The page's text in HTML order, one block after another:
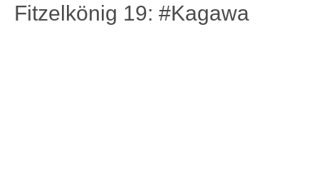
Fitzelkönig 19: #Kagawa